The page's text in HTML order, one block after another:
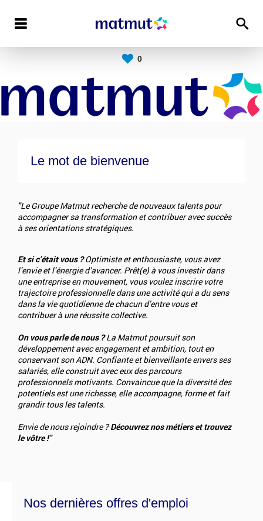
0
Le mot de bienvenue
"Le Groupe Matmut recherche de nouveaux talents pour
accompagner sa transformation et contribuer avec succès
à ses orientations stratégiques.
Et si c’était vous ?Optimiste et enthousiaste, vous avez
l’envie et l’énergie d’avancer. Prêt(e) à vous investir dans
une entreprise en mouvement, vous voulez inscrire votre
trajectoire professionnelle dans une activité qui a du sens
dans la vie quotidienne de chacun d’entre vous et
contribuer à une réussite collective.
On vous parle de nous ?La Matmut poursuit son
développement avec engagement et ambition, tout en
conservant son ADN. Confiante et bienveillante envers ses
salariés, elle construit avec eux des parcours
professionnels motivants. Convaincue que la diversité des
potentiels est une richesse, elle accompagne, forme et fait
grandir tous les talents.
Envie de nous rejoindre ?Découvrez nos métiers et trouvez
le vôtre !"
Nos dernières offres d'emploi